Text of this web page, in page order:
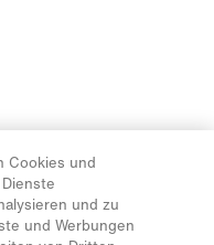
Cookies und
und zu
und Werbungen